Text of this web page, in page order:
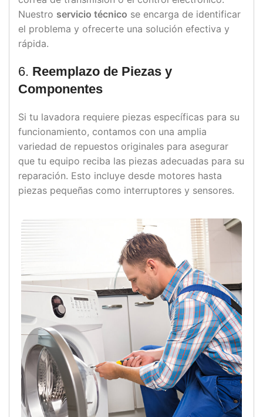
Nuestro servicio técnico se encarga de identificar
el problema y ofrecerte una solución efectiva y
rápida.
6. Reemplazo de Piezas y
Componentes
Si tu lavadora requiere piezas específicas para su
funcionamiento, contamos con una amplia
variedad de repuestos originales para asegurar
que tu equipo reciba las piezas adecuadas para su
reparación. Esto incluye desde motores hasta
piezas pequeñas como interruptores y sensores.